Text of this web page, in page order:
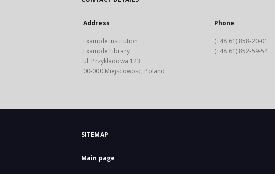
Address
Example Institution
Example Library
ul. Przykladowa 123
00-000 Miejscowosc, Poland
Phone
(+48 61) 858-20-01
(+48 61) 852-59-54
SITEMAP
Main page